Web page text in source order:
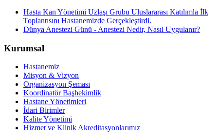
Hasta Kan Yönetimi Uzlaşı Grubu Uluslararası Katılımla İlk
Toplantısını Hastanemizde Gerçekleştirdi.
Dünya Anestezi Günü - Anestezi Nedir, Nasıl Uygulanır?
Kurumsal
Hastanemiz
Misyon & Vizyon
Organizasyon Şeması
Koordinatör Başhekimlik
Hastane Yönetimleri
İdari Birimler
Kalite Yönetimi
Hizmet ve Klinik Akreditasyonlarımız